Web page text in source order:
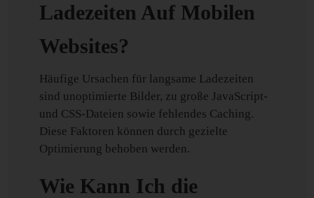
Ladezeiten Auf Mobilen
Websites?
Häufige Ursachen für langsame Ladezeiten
sind unoptimierte Bilder, zu große JavaScript-
und CSS-Dateien sowie fehlendes Caching.
Diese Faktoren können durch gezielte
Optimierung behoben werden.
Wie Kann Ich die